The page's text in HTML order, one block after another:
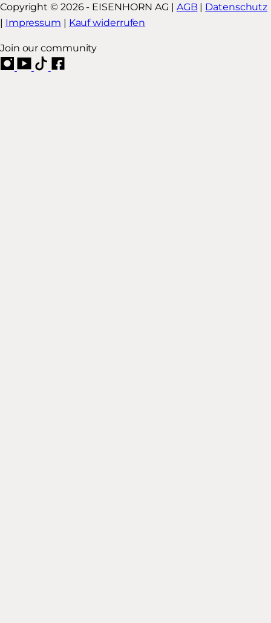
Copyright © 2026 - EISENHORN AG | AGB| Datenschutz
| Impressum | Kauf widerrufen
Join our community